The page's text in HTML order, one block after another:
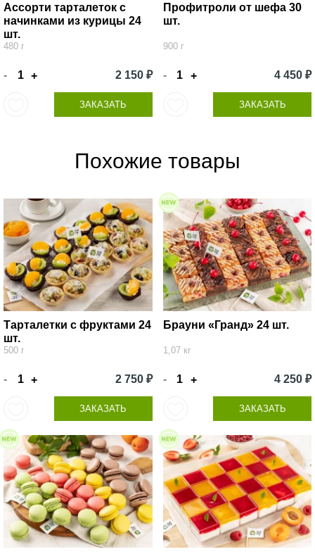
Ассорти тарталеток с
начинками из курицы 24
шт.
480 г
- + 2 150 ₽
ЗАКАЗАТЬ
Профитроли от шефа 30
шт.
900 г
- + 4 450 ₽
ЗАКАЗАТЬ
Похожие товары
Тарталетки с фруктами 24
шт.
500 г
- + 2 750 ₽
ЗАКАЗАТЬ
Брауни «Гранд» 24 шт.
1,07 кг
- + 4 250 ₽
ЗАКАЗАТЬ